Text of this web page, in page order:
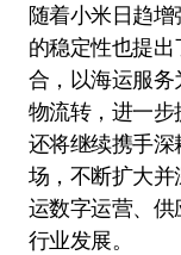
随着小米日趋
的稳定性也提
合，以海运服
物流转，进一
还将继续携手
场，不断扩大
运数字运营、
行业发展。